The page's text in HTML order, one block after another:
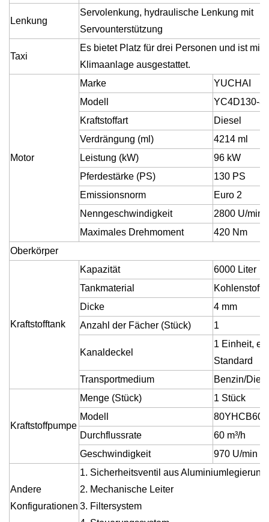
Lenkung
Servolenkung, hydraulische Lenkung mit
Servounterstützung
Taxi
Es bietet Platz für drei Personen und ist mit
Klimaanlage ausgestattet.
Motor
Marke
YUCHAI
Modell
YC4D130-
Kraftstoffart
Diesel
Verdrängung (ml)
4214 ml
Leistung (kW)
96 kW
Pferdestärke (PS)
130 PS
Emissionsnorm
Euro 2
Nenngeschwindigkeit
2800 U/min
Maximales Drehmoment
420 Nm
Oberkörper
Kraftstofftank
Kapazität
6000 Liter
Tankmaterial
Dicke
4 mm
Anzahl der Fächer (Stück)
1
Kanaldeckel
1 Einheit,
Standard
Transportmedium
Benzin/
Kraftstoffpumpe
Menge (Stück)
1 Stück
Modell
80YHCB60
Durchflussrate
60 m³/h
Geschwindigkeit
970 U/min
Andere
Konfigurationen
1. Sicherheitsventil aus
2. Mechanische Leiter
3. Filtersystem